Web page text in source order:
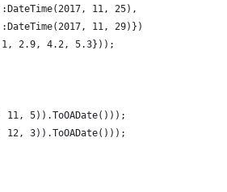
11, 25),
11, 29)});
2.1, 2.9, 4.2, 5.3}));
11, 5)).ToOADate()));
12, 3)).ToOADate()));